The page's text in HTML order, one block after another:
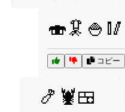
🍣🦑🍚🥢
コピー
🍤🦞🍱